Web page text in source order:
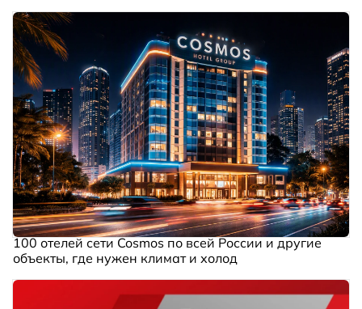
100 отелей сети Cosmos по всей России и другие
объекты, где нужен климат и холод